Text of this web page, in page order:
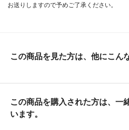
お送りしますので予めご了承ください。
この商品を見た方は、他にこん
この商品を購入された方は、一
います。